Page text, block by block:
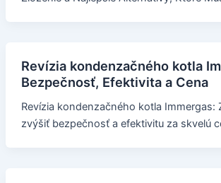
Revízia kondenzačného kotla
Bezpečnosť, Efektivita a Cena
Revízia kondenzačného kotla Immergas:
zvýšiť bezpečnosť a efektivitu za skvelú